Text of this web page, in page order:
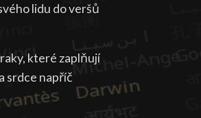
lidu do veršů
které zaplňují
srdce napříč